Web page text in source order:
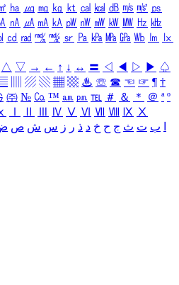
㏊ ㎍ ㎎ ㎏ ㏏ ㎈ ㎉ ㏈ ㎧ ㎨ ㎰
㎁ ㎂ ㎃ ㎄ ㎺ ㎻ ㎽ ㎾ ㎿ ㎐ ㎑
㏅ ㎭ ㎮ ㎯ ㏛ ㎩ ㎪ ㎫ ㎬ ㏝ ㏐
㏓
△ ▽ → ← ↑ ↓ ↔ 〓 ◁ ◀ ▷ ▶ ♤
▨ ▧ ▦ ▩ ♨ ☏ ☎ ☜ ☞ ¶ †
㈜ № ㏇ ™ ㏂ ㏘ ℡ ＃ ＆ ＊ ＠ ª º
Ⅳ Ⅴ Ⅵ Ⅶ Ⅷ Ⅸ Ⅹ
ب ت ث ج ح خ د ذ ر ز س ش ص